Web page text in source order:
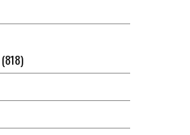
(818)